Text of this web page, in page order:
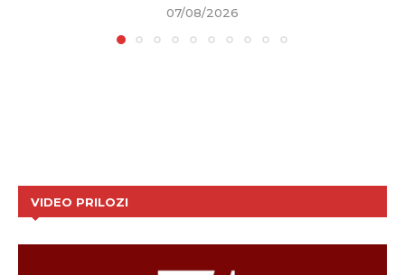
07/08/2026
VIDEO PRILOZI